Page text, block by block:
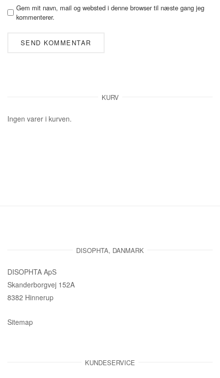
Gem mit navn, mail og websted i denne browser til næste gang jeg
kommenterer.
KURV
Ingen varer i kurven.
DISOPHTA, DANMARK
DISOPHTA ApS
Skanderborgvej 152A
8382 Hinnerup
Sitemap
KUNDESERVICE